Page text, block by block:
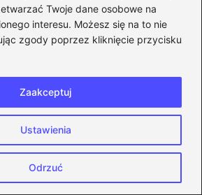
Twoje dane osobowe na
interesu. Możesz się na to nie
zgody poprzez kliknięcie przycisku
Ustawienia
Odrzuć
Zaakceptuj
kształtują przyszłość